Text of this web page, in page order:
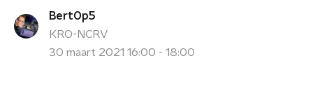
BertOp5
KRO-NCRV
30 maart 2021 16:00 - 18:00